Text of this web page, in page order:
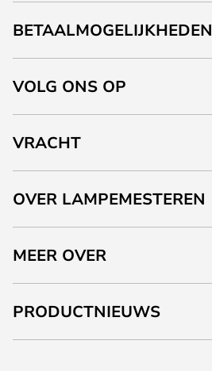
BETAALMOGELIJKHEDEN
VOLG ONS OP
VRACHT
OVER LAMPEMESTEREN
MEER OVER
PRODUCTNIEUWS